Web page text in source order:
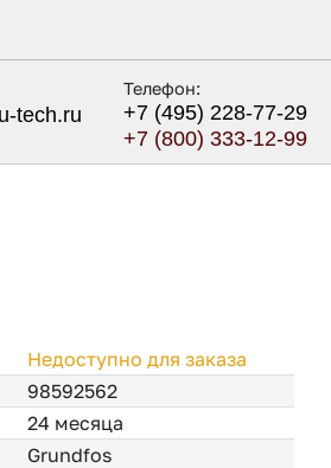
tech.ru
Телефон:
+7 (495) 228-77-29
+7 (800) 333-12-99
Недоступно для заказа
98592562
24 месяца
Grundfos